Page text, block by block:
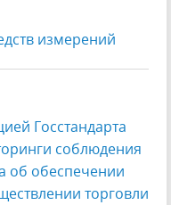
измерений
Госстандарта
соблюдения
об обеспечении
торговли